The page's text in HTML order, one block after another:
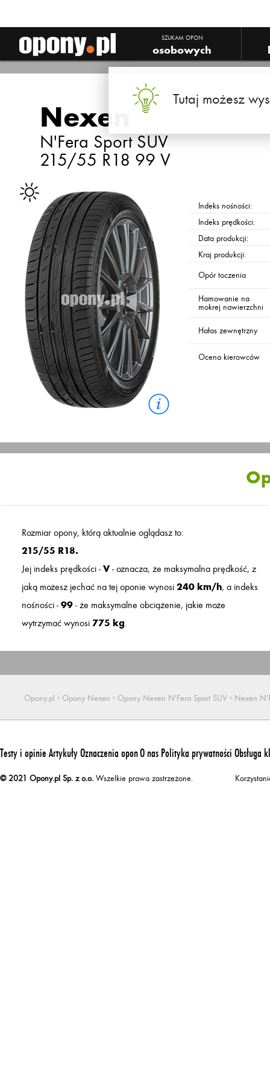
SZUKAM OPON
osobowych
Tutaj możesz
Nexen
N'Fera Sport SUV
215/55 R18 99 V
Indeks nośności:
Indeks prędkości:
Data produkcji:
Kraj produkcji:
Opór toczenia
Hamowanie na
mokrej nawierzchni
Hałas zewnętrzny
Ocena kierowców
Rozmiar opony, którą aktualnie oglądasz to:
215/55 R18.
Jej indeks prędkości - V - oznacza, że maksymalna prędkość, z
jaką możesz jechać na tej oponie wynosi 240 km/h, a indeks
nośności - 99 - że maksymalne obciążenie, jakie może
wytrzymać wynosi 775 kg.
Opony.pl › Opony Nexen › Opony Nexen N'Fera Sport SUV › Nexen
Testy i opinie ArtykułyOznaczenia oponO nas Polityka prywatności Obsługa
© 2021 Opony.pl Sp. z o.o. Wszelkie prawa zastrzeżone.